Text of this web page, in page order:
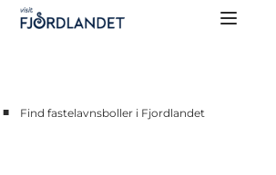
■ Find fastelavnsboller i Fjordlandet